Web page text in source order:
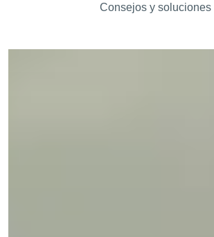
Consejos y soluciones